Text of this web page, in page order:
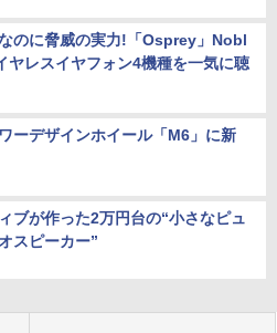
のに脅威の実力!「Osprey」Nobl
ヤレスイヤフォン4機種を一気に聴
ーデザインホイール「M6」に新
ブが作った2万円台の“小さなピュ
スピーカー”